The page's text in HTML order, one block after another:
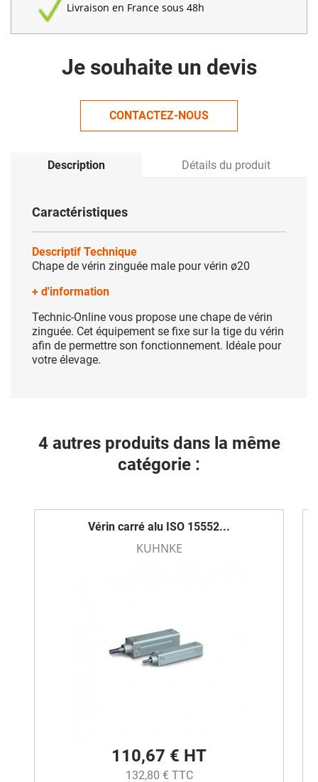
Livraison en France sous 48h
Je souhaite un devis
CONTACTEZ-NOUS
Description Détails du produit
Caractéristiques
Descriptif Technique
Chape de vérin zinguée male pour vérin ø20
+ d'information
Technic-Online vous propose une chape de vérin
zinguée. Cet équipement se fixe sur la tige du vérin
afin de permettre son fonctionnement. Idéale pour
votre élevage.
4 autres produits dans la même
catégorie :
Vérin carré alu ISO 15552...
KUHNKE
110,67 € HT
132,80 € TTC